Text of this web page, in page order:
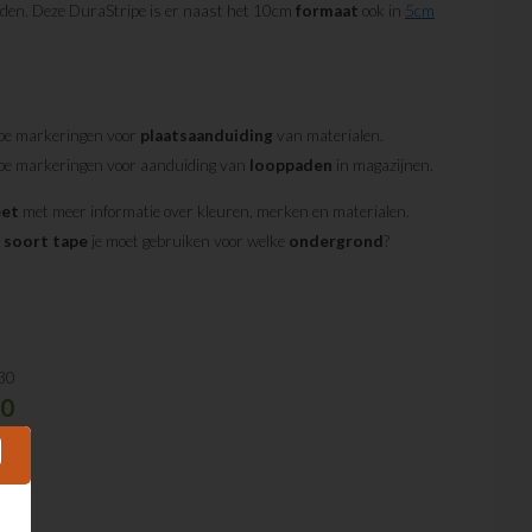
Deze DuraStripe is er naast het 10cm formaat ook in 5cm
markeringen voor plaatsaanduiding van materialen.
markeringen voor aanduiding van looppaden in magazijnen.
met meer informatie over kleuren, merken en materialen.
soort tape je moet gebruiken voor welke ondergrond ?